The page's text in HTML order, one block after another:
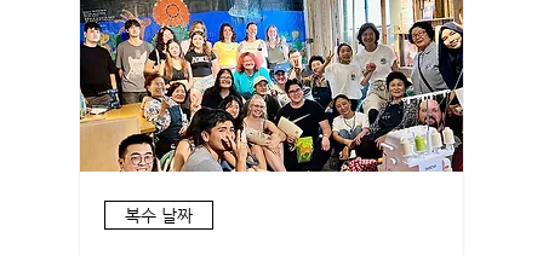
복수 날짜